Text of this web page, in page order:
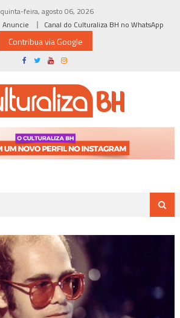
quinta-feira, agosto 06, 2026
Anuncie Canal do Culturaliza BH no WhatsApp
Contribua via Google